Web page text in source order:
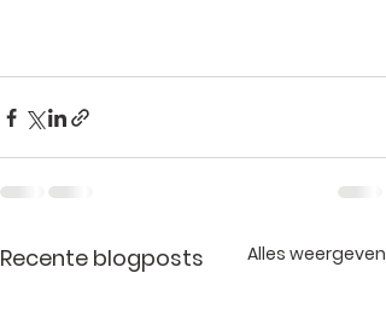
Recente blogposts Alles weergeven